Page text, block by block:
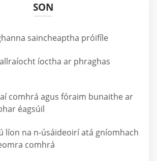
SON
saincheaptha próifíle
íoctha ar phraghas
comhrá agus fóraim bunaithe ar
éagsúil
líon na n-úsáideoirí atá gníomhach
comhrá